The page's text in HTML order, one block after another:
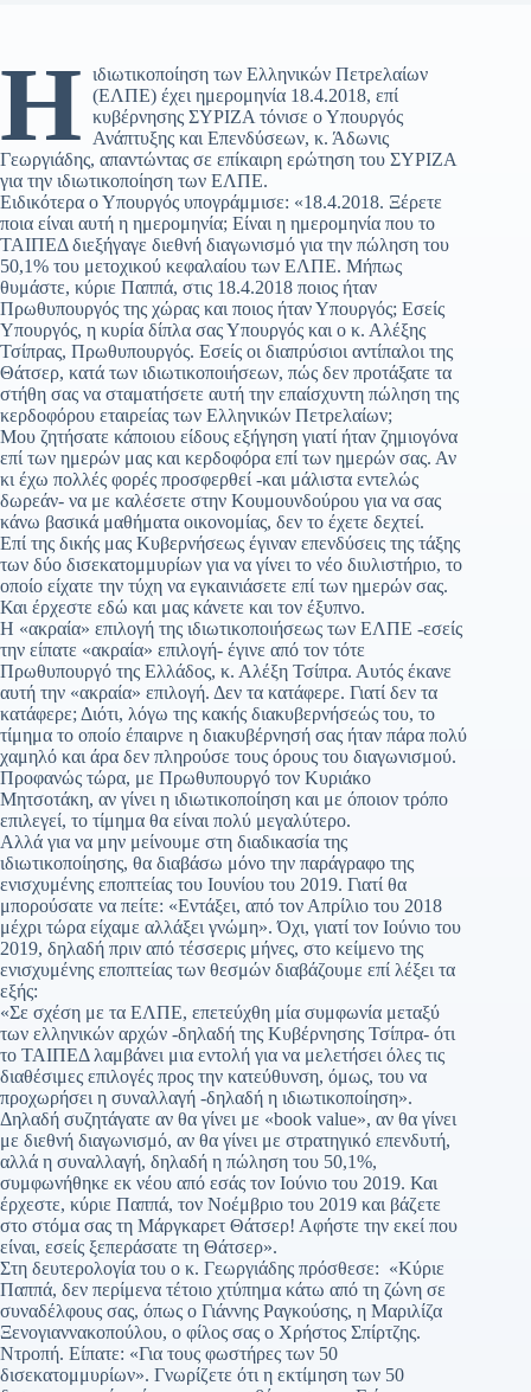
Η ιδιωτικοποίηση των Ελληνικών Πετρελαίων
(ΕΛΠΕ) έχει ημερομηνία 18.4.2018, επί
κυβέρνησης ΣΥΡΙΖΑ τόνισε ο Υπουργός
Ανάπτυξης και Επενδύσεων, κ. Άδωνις
Γεωργιάδης, απαντώντας σε επίκαιρη ερώτηση του ΣΥΡΙΖΑ
για την ιδιωτικοποίηση των ΕΛΠΕ.
Ειδικότερα ο Υπουργός υπογράμμισε: «18.4.2018. Ξέρετε
ποια είναι αυτή η ημερομηνία; Είναι η ημερομηνία που το
ΤΑΙΠΕΔ διεξήγαγε διεθνή διαγωνισμό για την πώληση του
50,1% του μετοχικού κεφαλαίου των ΕΛΠΕ. Μήπως
θυμάστε, κύριε Παππά, στις 18.4.2018 ποιος ήταν
Πρωθυπουργός της χώρας και ποιος ήταν Υπουργός; Εσείς
Υπουργός, η κυρία δίπλα σας Υπουργός και ο κ. Αλέξης
Τσίπρας, Πρωθυπουργός. Εσείς οι διαπρύσιοι αντίπαλοι της
Θάτσερ, κατά των ιδιωτικοποιήσεων, πώς δεν προτάξατε τα
στήθη σας να σταματήσετε αυτή την επαίσχυντη πώληση της
κερδοφόρου εταιρείας των Ελληνικών Πετρελαίων;
Μου ζητήσατε κάποιου είδους εξήγηση γιατί ήταν ζημιογόνα
επί των ημερών μας και κερδοφόρα επί των ημερών σας. Αν
κι έχω πολλές φορές προσφερθεί -και μάλιστα εντελώς
δωρεάν- να με καλέσετε στην Κουμουνδούρου για να σας
κάνω βασικά μαθήματα οικονομίας, δεν το έχετε δεχτεί.
Επί της δικής μας Κυβερνήσεως έγιναν επενδύσεις της τάξης
των δύο δισεκατομμυρίων για να γίνει το νέο διυλιστήριο, το
οποίο είχατε την τύχη να εγκαινιάσετε επί των ημερών σας.
Και έρχεστε εδώ και μας κάνετε και τον έξυπνο.
Η «ακραία» επιλογή της ιδιωτικοποιήσεως των ΕΛΠΕ -εσείς
την είπατε «ακραία» επιλογή- έγινε από τον τότε
Πρωθυπουργό της Ελλάδος, κ. Αλέξη Τσίπρα. Αυτός έκανε
αυτή την «ακραία» επιλογή. Δεν τα κατάφερε. Γιατί δεν τα
κατάφερε; Διότι, λόγω της κακής διακυβερνήσεώς του, το
τίμημα το οποίο έπαιρνε η διακυβέρνησή σας ήταν πάρα πολύ
χαμηλό και άρα δεν πληρούσε τους όρους του διαγωνισμού.
Προφανώς τώρα, με Πρωθυπουργό τον Κυριάκο
Μητσοτάκη, αν γίνει η ιδιωτικοποίηση και με όποιον τρόπο
επιλεγεί, το τίμημα θα είναι πολύ μεγαλύτερο.
Αλλά για να μην μείνουμε στη διαδικασία της
ιδιωτικοποίησης, θα διαβάσω μόνο την παράγραφο της
ενισχυμένης εποπτείας του Ιουνίου του 2019. Γιατί θα
μπορούσατε να πείτε: «Εντάξει, από τον Απρίλιο του 2018
μέχρι τώρα είχαμε αλλάξει γνώμη». Όχι, γιατί τον Ιούνιο του
2019, δηλαδή πριν από τέσσερις μήνες, στο κείμενο της
ενισχυμένης εποπτείας των θεσμών διαβάζουμε επί λέξει τα
εξής:
«Σε σχέση με τα ΕΛΠΕ, επετεύχθη μία συμφωνία μεταξύ
των ελληνικών αρχών -δηλαδή της Κυβέρνησης Τσίπρα- ότι
το ΤΑΙΠΕΔ λαμβάνει μια εντολή για να μελετήσει όλες τις
διαθέσιμες επιλογές προς την κατεύθυνση, όμως, του να
προχωρήσει η συναλλαγή -δηλαδή η ιδιωτικοποίηση».
Δηλαδή συζητάγατε αν θα γίνει με «book value», αν θα γίνει
με διεθνή διαγωνισμό, αν θα γίνει με στρατηγικό επενδυτή,
αλλά η συναλλαγή, δηλαδή η πώληση του 50,1%,
συμφωνήθηκε εκ νέου από εσάς τον Ιούνιο του 2019. Και
έρχεστε, κύριε Παππά, τον Νοέμβριο του 2019 και βάζετε
στο στόμα σας τη Μάργκαρετ Θάτσερ! Αφήστε την εκεί που
είναι, εσείς ξεπεράσατε τη Θάτσερ».
Στη δευτερολογία του ο κ. Γεωργιάδης πρόσθεσε: «Κύριε
Παππά, δεν περίμενα τέτοιο χτύπημα κάτω από τη ζώνη σε
συναδέλφους σας, όπως ο Γιάννης Ραγκούσης, η Μαριλίζα
Ξενογιαννακοπούλου, ο φίλος σας ο Χρήστος Σπίρτζης.
Ντροπή. Είπατε: «Για τους φωστήρες των 50
δισεκατομμυρίων». Γνωρίζετε ότι η εκτίμηση των 50